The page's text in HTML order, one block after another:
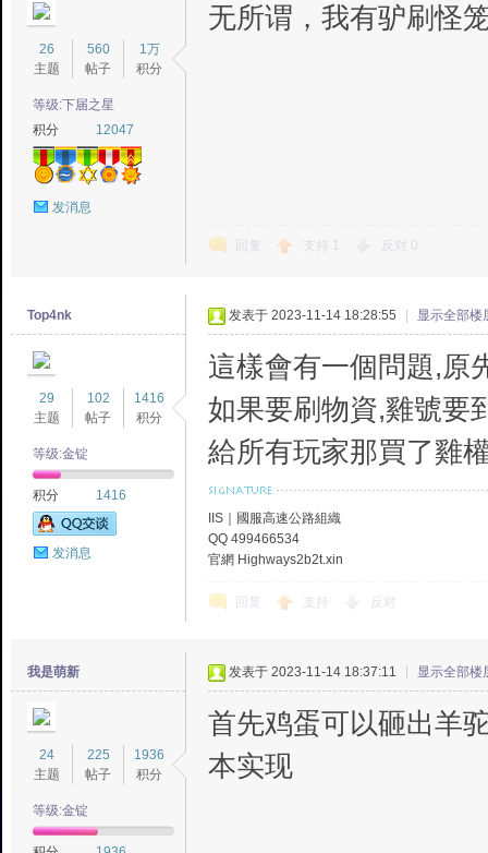
26
主题
560
帖子
1万
积分
等级:下届之星
积分
12047
发消息
无所谓，我有驴刷怪
回复 支持 1 反对 0
Top4nk
29
主题
102
帖子
1416
积分
等级:金锭
积分 1416
发消息
发表于 2023-11-14 18:28:55 显示全部楼
這樣會有一個問題,原
如果要刷物資,雞號要
給所有玩家那買了雞
IIS｜國服高速公路組織
QQ 499466534
官網 Highways2b2t.xin
回复 支持 反对
我是萌新
24
主题
225
帖子
1936
积分
等级:金锭
发表于 2023-11-14 18:37:11 显示全部楼
首先鸡蛋可以砸出羊
本实现